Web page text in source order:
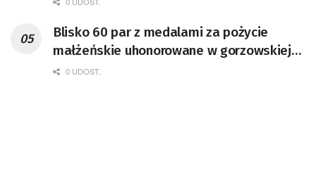
Blisko 60 par z medalami za pożycie
małżeńskie uhonorowane w gorzowskiej
Filharmonii [GALERIA ZDJĘĆ]
0 UDOST.